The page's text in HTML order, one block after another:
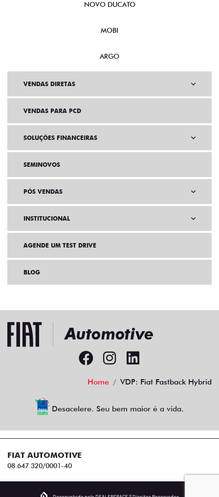
NOVO DUCATO
MOBI
ARGO
VENDAS DIRETAS
VENDAS PARA PCD
SOLUÇÕES FINANCEIRAS
SEMINOVOS
PÓS VENDAS
INSTITUCIONAL
AGENDE UM TEST DRIVE
BLOG
Home VDP: Fiat Fastback Hybrid
Desacelere. Seu bem maior é a vida.
FIAT AUTOMOTIVE
08.647.320/0001-40